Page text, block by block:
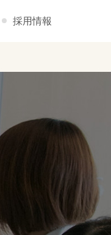
採用情報